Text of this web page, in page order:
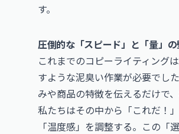
す。
圧倒的な「スピード」と「量」
これまでのコピーライティングは
すような泥臭い作業が必要でし
みや商品の特徴を伝えるだけで
私たちはその中から「これだ！
「温度感」を調整する。この